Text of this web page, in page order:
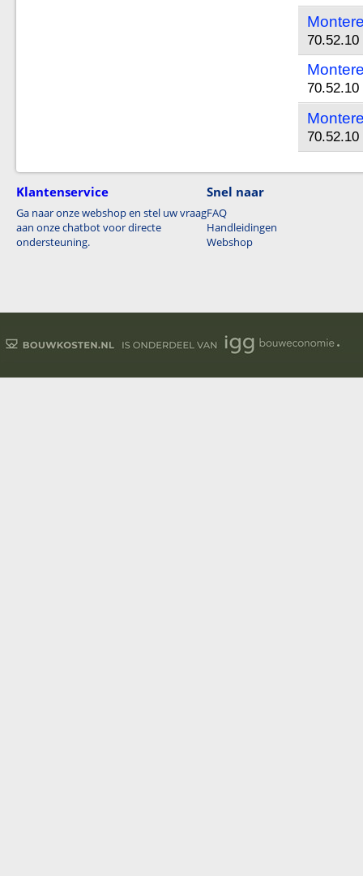
Klantenservice
Ga naar onze webshop en stel uw vraag
aan onze chatbot voor directe
ondersteuning.
Snel naar
FAQ
Handleidingen
Webshop